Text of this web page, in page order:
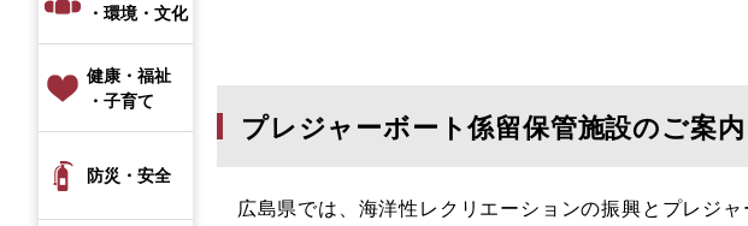
・環境・文化
健康・福祉
・子育て
防災・安全
プレジャーボート係留保管施設のご案内
広島県では、海洋性レクリエーションの振興とプレジ